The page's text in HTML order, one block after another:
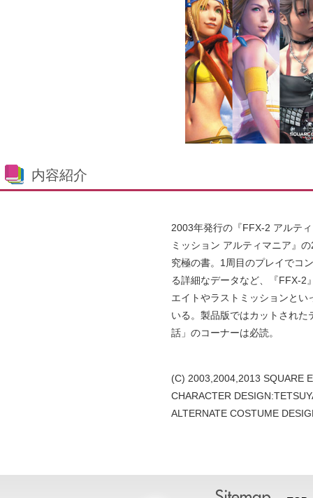
内容紹介
2003年発行の『FFX-2 アルテ
ミッション アルティマニア』
究極の書。1周目のプレイでコ
る詳細なデータなど、『FFX-2
エイトやラストミッションと
いる。製品版ではカットされ
話」のコーナーは必読。
(C) 2003,2004,2013 SQUARE
CHARACTER
ALTERNATE COSTUME